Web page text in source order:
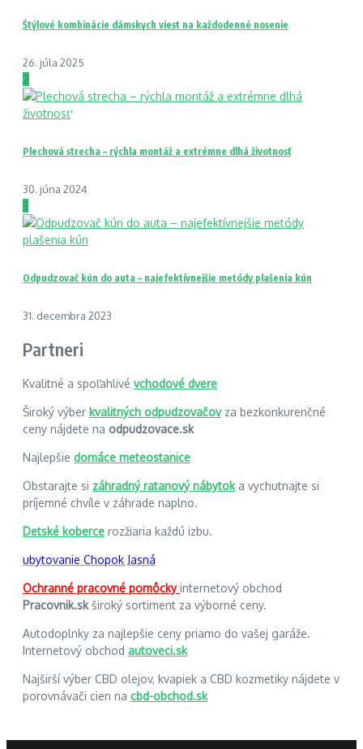
Štýlové kombinácie dámskych viest na každodenné nosenie
26. júla 2025
2
Plechová strecha – rýchla montáž a extrémne dlhá životnosť
30. júna 2024
3
Odpudzovač kún do auta – najefektívnejšie metódy plašenia kún
31. decembra 2023
Partneri
Kvalitné a spoľahlivé vchodové dvere
Široký výber kvalitných odpudzovačovza bezkonkurenčné
ceny nájdete na odpudzovace.sk
Najlepšie domáce meteostanice
Obstarajte si záhradný ratanový nábytoka vychutnajte si
príjemné chvíle v záhrade naplno.
Detské koberce rozžiaria každú izbu.
ubytovanie Chopok Jasná
Ochranné pracovné pomôckyinternetový obchod
Pracovnik.skširoký sortiment za výborné ceny.
Autodoplnky za najlepšie ceny priamo do vašej garáže.
Internetový obchod autoveci.sk
Najširší výber CBD olejov, kvapiek a CBD kozmetiky nájdete v
porovnávači cien na cbd-obchod.sk